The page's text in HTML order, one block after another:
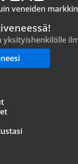
veneiden
yksityishenkilölle